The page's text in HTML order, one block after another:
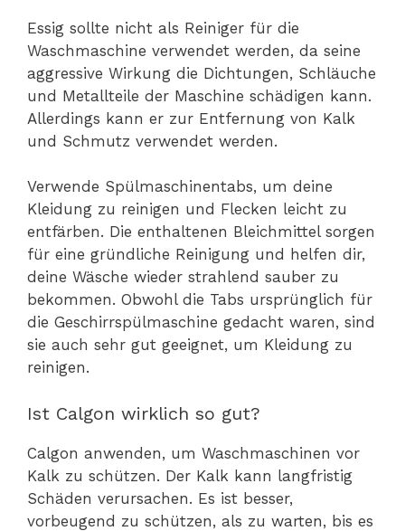
Essig sollte nicht als Reiniger für die
Waschmaschine verwendet werden, da seine
aggressive Wirkung die Dichtungen, Schläuche
und Metallteile der Maschine schädigen kann.
Allerdings kann er zur Entfernung von Kalk
und Schmutz verwendet werden.
Verwende Spülmaschinentabs, um deine
Kleidung zu reinigen und Flecken leicht zu
entfärben. Die enthaltenen Bleichmittel sorgen
für eine gründliche Reinigung und helfen dir,
deine Wäsche wieder strahlend sauber zu
bekommen. Obwohl die Tabs ursprünglich für
die Geschirrspülmaschine gedacht waren, sind
sie auch sehr gut geeignet, um Kleidung zu
reinigen.
Ist Calgon wirklich so gut?
Calgon anwenden, um Waschmaschinen vor
Kalk zu schützen. Der Kalk kann langfristig
Schäden verursachen. Es ist besser,
vorbeugend zu schützen, als zu warten, bis es